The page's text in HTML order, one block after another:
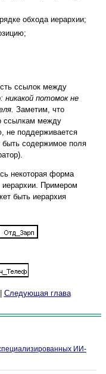
обхода иерархии;
ссылок между
никакой потомок не
Заметим, что
ссылкам между
не поддерживается
содержимое поля
некоторая форма
иерархии. Примером
быть иерархия
Следующая глава
ИИ-